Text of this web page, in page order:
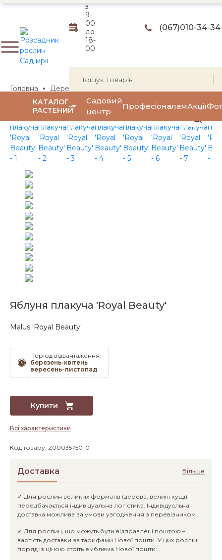
з
9-
00
до
18-
00
(067)010-34-34
КАТАЛОГ
РАСТЕНИЙ
Садовий
центр
ПрофесіоналамАкції
Головна Дерева
Яблуня плакуча 'Royal Beauty'
Malus 'Royal Beauty'
Період відвантаження:
березень-квітень
вересень-листопад
Купити
Всі характеристики
Код товару: Z00035750-0
Доставка Більше
✓ Для рослин великих форматів (дерева, великі кущі)
передбачається індивідуальна логістика. Індивідуальна
доставка можлива за умови узгодження з перевізником
✓ Для рослин, що можуть бути відправлені поштою –
вартість доставки за тарифами Нової пошти. У цих рослин
поряд із ціною стоїть емблема Нової пошти: